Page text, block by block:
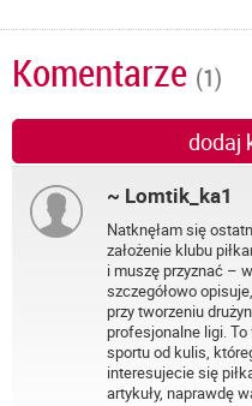
Komentarze (1)
dodaj
~ Lomtik_ka1
Natknęłam się
założenie klubu
i muszę przyznać –
szczegółowo
przy tworzeniu
profesjonalne ligi.
sportu od kulis,
interesujecie się
artykuły, naprawdę